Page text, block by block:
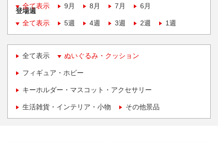
全て表示
9月 8月 7月 6月
登場週
全て表示
5週 4週 3週 2週 1週
全て表示 ぬいぐるみ・クッション
フィギュア・ホビー
キーホルダー・マスコット・アクセサリー
生活雑貨・インテリア・小物 その他景品